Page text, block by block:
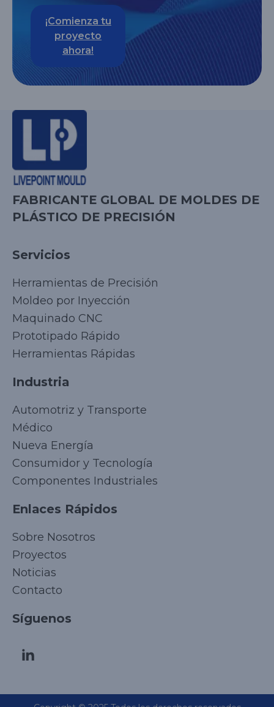
¡Comienza tu
proyecto
ahora!
FABRICANTE GLOBAL DE MOLDES DE
PLÁSTICO DE PRECISIÓN
Servicios
Herramientas de Precisión
Moldeo por Inyección
Maquinado CNC
Prototipado Rápido
Herramientas Rápidas
Industria
Automotriz y Transporte
Médico
Nueva Energía
Consumidor y Tecnología
Componentes Industriales
Enlaces Rápidos
Sobre Nosotros
Proyectos
Noticias
Contacto
Síguenos
Japanese